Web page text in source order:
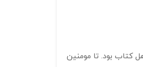
کتاب بود. تا مومنین